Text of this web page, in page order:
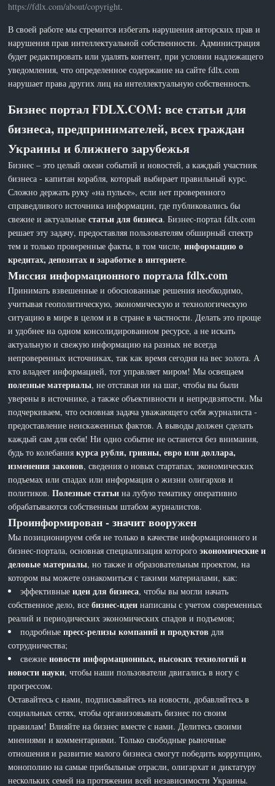
https://fdlx.com/about/copyright.
В своей работе мы стремится избегать нарушения авторских прав и
нарушения прав интеллектуальной собственности. Администрация
будет редактировать или удалять контент, при условии надлежащего
уведомления, что определенное содержание на сайте fdlx.com
нарушает права других лиц на интеллектуальную собственность.
Бизнес портал FDLX.COM: все статьи для
бизнеса, предпринимателей, всех граждан
Украины и ближнего зарубежья
Бизнес – это целый океан событий и новостей, а каждый участник
бизнеса - капитан корабля, который выбирает правильный курс.
Сложно держать руку «на пульсе», если нет проверенного
справедливого источника информации, где публиковались бы
свежие и актуальныестатьи для бизнеса. Бизнес-портал fdlx.com
решает эту задачу, предоставляя пользователям обширный спектр
тем и только проверенные факты, в том числе,информацию о
кредитах, депозитах и заработке в интернете.
Миссия информационного портала fdlx.com
Принимать взвешенные и обоснованные решения необходимо,
учитывая геополитическую, экономическую и технологическую
ситуацию в мире в целом и в стране в частности. Делать это проще
и удобнее на одном консолидированном ресурсе, а не искать
актуальную и свежую информацию на разных не всегда
непроверенных источниках, так как время сегодня на вес золота. А
кто владеет информацией, тот управляет миром! Мы освещаем
полезные материалы, не отставая ни на шаг, чтобы вы были
уверены в источнике, а также объективности и непредвзятости. Мы
подчеркиваем, что основная задача уважающего себя журналиста -
предоставление неискаженных фактов. А выводы должен сделать
каждый сам для себя! Ни одно событие не останется без внимания,
будь то колебаниякурса рубля, гривны, евро или доллара,
изменения законов, сведения о новых стартапах, экономических
подъемах или спадах или информация о жизни олигархов и
политиков.Полезные статьи на лубую тематику оперативно
обрабатываются собственным штабом журналистов.
Проинформирован - значит вооружен
Мы позиционируем себя не только в качестве информационного и
бизнес-портала, основная специализация которогоэкономические и
деловые материалы, но также и образовательным проектом, на
котором вы можете ознакомиться с такими материалами, как:
эффективныеидеи для бизнеса, чтобы вы могли начать
собственное дело, всебизнес-идеи написаны с учетом современных
реалий и периодических экономических спадов и подъемов;
подробныепресс-релизы компаний и продуктов для
сотрудничества;
свежиеновости информационных, высоких технологий и
новости науки, чтобы наши пользователи двигались в ногу с
прогрессом.
Оставайтесь с нами, подписывайтесь на новости, добавляйтесь в
социальных сетях, чтобы организовывать бизнес по своим
правилам! Влияйте на бизнес вместе с нами. Делитесь своими
мнениями и комментариями. Только свободные рыночные
отношения и развитие малого бизнеса смогут победить коррупцию,
монополию на самые прибыльные отрасли, олигархат и диктатуру
нескольких семей на протяжении всей независимости Украины.